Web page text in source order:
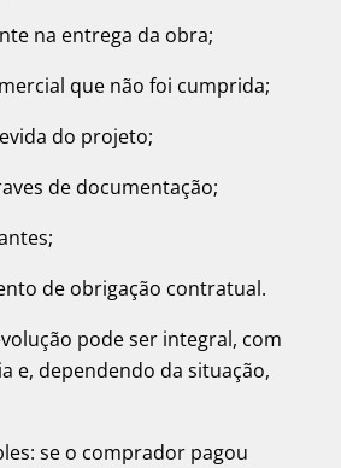
na entrega da obra;
que não foi cumprida;
do projeto;
de documentação;
de obrigação contratual.
pode ser integral, com
e, dependendo da situação,
se o comprador pagou